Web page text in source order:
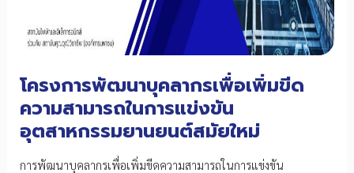
โครงการพัฒนาบุคลากรเพื่อเพิ่มขีด
ความสามารถในการแข่งขัน
อุตสาหกรรมยานยนต์สมัยใหม่
การพัฒนาบุคลากรเพื่อเพิ่มขีดความสามารถในการแข่งขัน